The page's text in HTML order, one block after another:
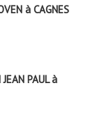
à CAGNES
PAUL à